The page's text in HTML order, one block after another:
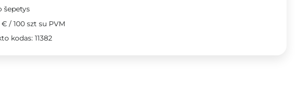
šepetys
€ / 100 szt su PVM
kodas: 11382